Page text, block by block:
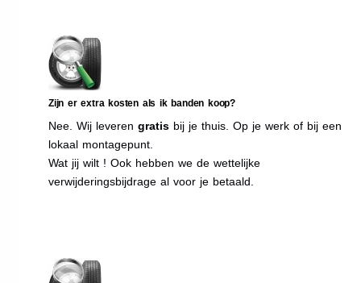
Zijn er extra kosten als ik banden koop?
Nee. Wij leveren gratis bij je thuis. Op je werk of bij een
lokaal montagepunt.
Wat jij wilt ! Ook hebben we de wettelijke
verwijderingsbijdrage al voor je betaald.